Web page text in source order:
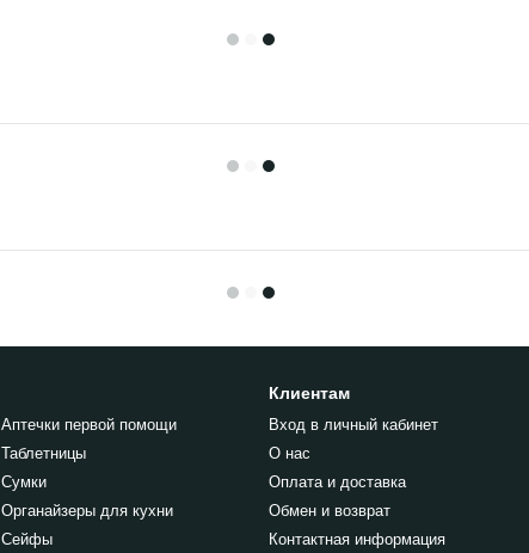
Аптечки первой помощи
Таблетницы
Сумки
Органайзеры для кухни
Сейфы
Клиентам
Вход в личный кабинет
О нас
Оплата и доставка
Обмен и возврат
Контактная информация